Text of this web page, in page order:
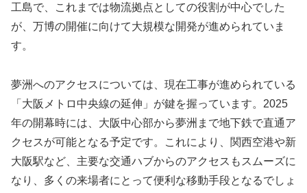
工島で、これまでは物流拠点としての役割が中心でした
が、万博の開催に向けて大規模な開発が進められていま
す。
夢洲へのアクセスについては、現在工事が進められている
「大阪メトロ中央線の延伸」が鍵を握っています。2025
年の開幕時には、大阪中心部から夢洲まで地下鉄で直通ア
クセスが可能となる予定です。これにより、関西空港や新
大阪駅など、主要な交通ハブからのアクセスもスムーズに
なり、多くの来場者にとって便利な移動手段となるでしょ